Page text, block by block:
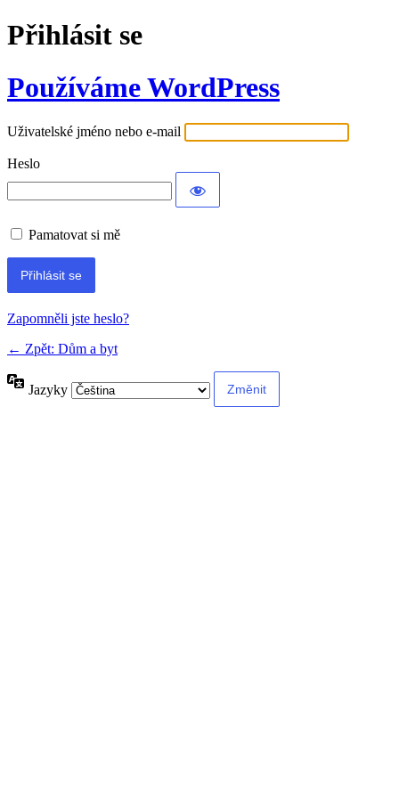
Přihlásit se
Používáme WordPress
Uživatelské jméno nebo e-mail
Heslo
Pamatovat si mě
Alternative:
Zapomněli jste heslo?
← Zpět: Dům a byt
Jazyky